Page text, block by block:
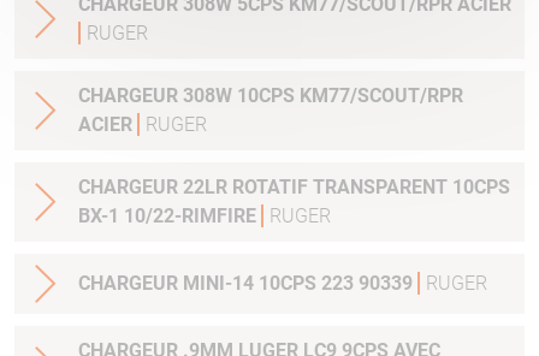
RUGER
CHARGEUR 308W 10CPS KM77/SCOUT/RPR
ACIER
RUGER
CHARGEUR 22LR ROTATIF TRANSPARENT 10CPS
BX-1 10/22-RIMFIRE
RUGER
CHARGEUR MINI-14 10CPS 223 90339 RUGER
CHARGEUR .9MM LUGER LC9 9CPS AVEC